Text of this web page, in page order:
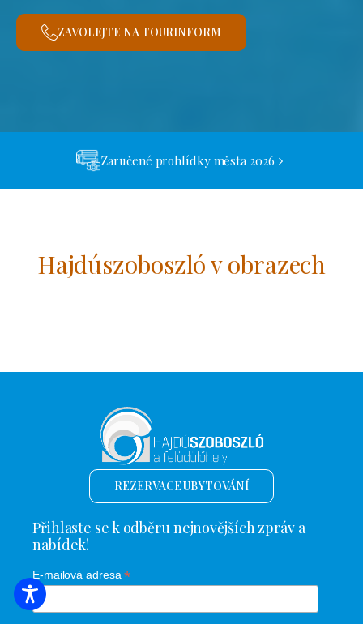
ZAVOLEJTE NA TOURINFORM
Zaručené prohlídky města 2026
Hajdúszoboszló v obrazech
REZERVACE UBYTOVÁNÍ
Přihlaste se k odběru nejnovějších zpráv a
nabídek!
E-mailová adresa*